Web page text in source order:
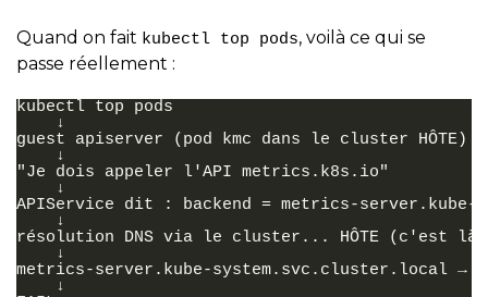
Quand on fait kubectl top pods, voilà ce qui se
passe réellement :
kubectl top pods
    ↓
guest apiserver (pod kmc dans le cluster HÔTE)
    ↓
"Je dois appeler l'API metrics.k8s.io"
    ↓
APIService dit : backend = metrics-server.kube-
    ↓
résolution DNS via le cluster... HÔTE (c'est là
    ↓
metrics-server.kube-system.svc.cluster.local →
    ↓